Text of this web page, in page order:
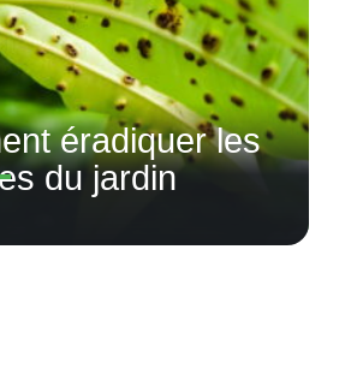
éradiquer les
du jardin